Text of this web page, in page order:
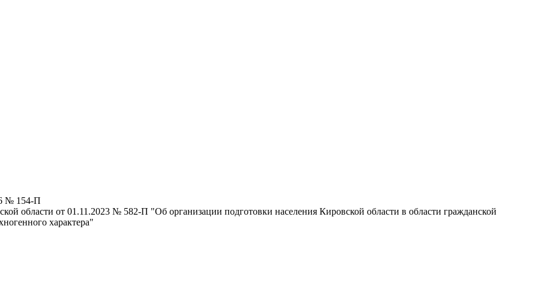
№ 154-П
области от 01.11.2023 № 582-П "Об организации подготовки населения Кировской области в области гражданской
характера"